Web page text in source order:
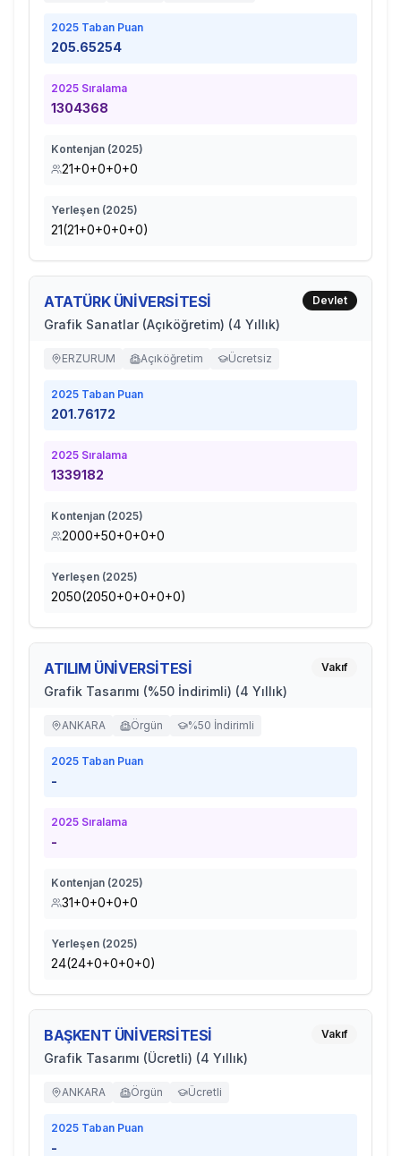
2025 Taban Puan
205.65254
2025 Sıralama
1304368
Kontenjan (2025)
21+0+0+0+0
Yerleşen (2025)
21(21+0+0+0+0)
ATATÜRK ÜNİVERSİTESİ
Grafik Sanatlar (Açıköğretim) (4 Yıllık)
Devlet
ERZURUM Açıköğretim Ücretsiz
2025 Taban Puan
201.76172
2025 Sıralama
1339182
Kontenjan (2025)
2000+50+0+0+0
Yerleşen (2025)
2050(2050+0+0+0+0)
ATILIM ÜNİVERSİTESİ
Grafik Tasarımı (%50 İndirimli) (4 Yıllık)
Vakıf
ANKARA Örgün %50 İndirimli
2025 Taban Puan
-
2025 Sıralama
-
Kontenjan (2025)
31+0+0+0+0
Yerleşen (2025)
24(24+0+0+0+0)
BAŞKENT ÜNİVERSİTESİ
Grafik Tasarımı (Ücretli) (4 Yıllık)
Vakıf
ANKARA Örgün Ücretli
2025 Taban Puan
-